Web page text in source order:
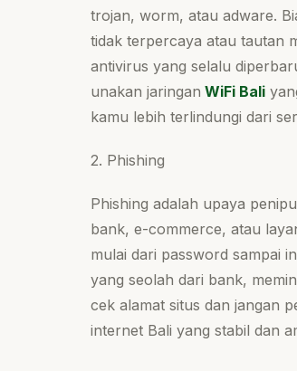
trojan, worm, atau adware.
tidak terpercaya atau tautan
antivirus yang selalu
unakan jaringan WiFi Bali
kamu lebih terlindungi dari
2. Phishing
Phishing adalah upaya
bank, e-commerce, atau
mulai dari password sampai
yang seolah dari bank,
cek alamat situs dan jangan
internet Bali yang stabil dan